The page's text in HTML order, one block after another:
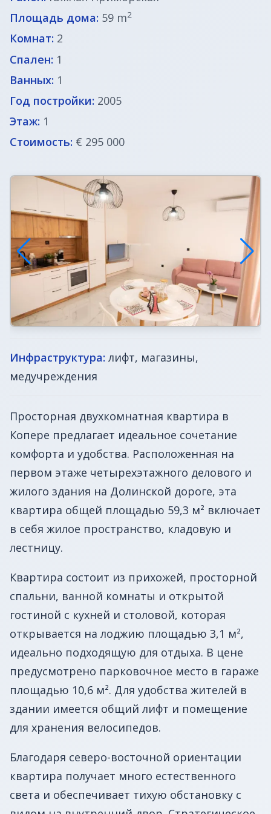
Площадь дома: 59 m2
Комнат: 2
Спален: 1
Ванных: 1
Год постройки: 2005
Этаж: 1
Стоимость: € 295 000
Инфраструктура: лифт, магазины,
медучреждения
Просторная двухкомнатная квартира в
Копере предлагает идеальное сочетание
комфорта и удобства. Расположенная на
первом этаже четырехэтажного делового и
жилого здания на Долинской дороге, эта
квартира общей площадью 59,3 м² включает
в себя жилое пространство, кладовую и
лестницу.
Квартира состоит из прихожей, просторной
спальни, ванной комнаты и открытой
гостиной с кухней и столовой, которая
открывается на лоджию площадью 3,1 м²,
идеально подходящую для отдыха. В цене
предусмотрено парковочное место в гараже
площадью 10,6 м². Для удобства жителей в
здании имеется общий лифт и помещение
для хранения велосипедов.
Благодаря северо-восточной ориентации
квартира получает много естественного
света и обеспечивает тихую обстановку с